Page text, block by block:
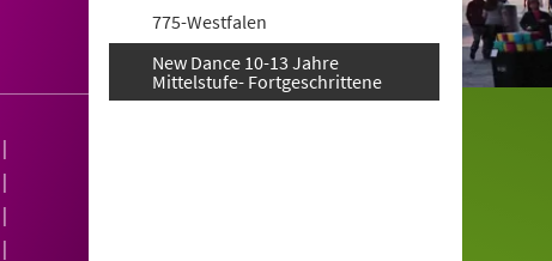
775-Westfalen
New Dance 10-13 Jahre
Mittelstufe- Fortgeschrittene